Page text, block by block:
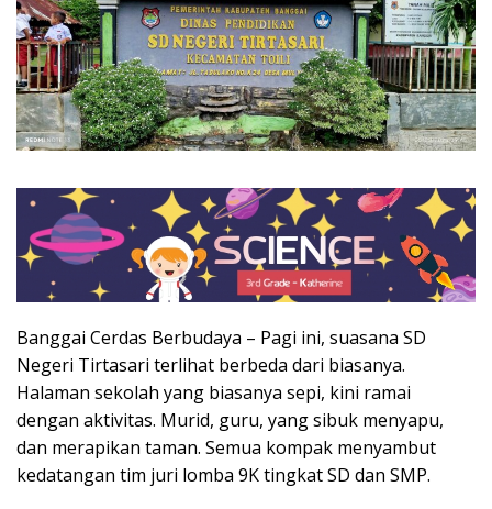
Banggai Cerdas Berbudaya – Pagi ini, suasana SD
Negeri Tirtasari terlihat berbeda dari biasanya.
Halaman sekolah yang biasanya sepi, kini ramai
dengan aktivitas. Murid, guru, yang sibuk menyapu,
dan merapikan taman. Semua kompak menyambut
kedatangan tim juri lomba 9K tingkat SD dan SMP.